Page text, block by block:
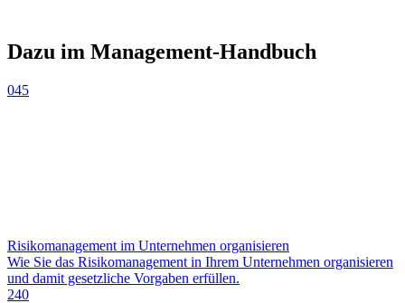
Dazu im Management-Handbuch
045
Risikomanagement im Unternehmen organisieren
Wie Sie das Risikomanagement in Ihrem Unternehmen organisieren
und damit gesetzliche Vorgaben erfüllen.
240